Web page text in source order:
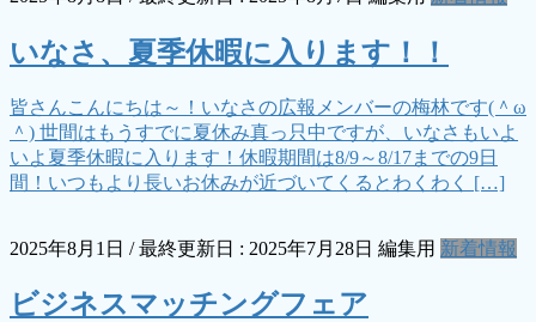
いなさ、夏季休暇に入ります！！
皆さんこんにちは～！いなさの広報メンバーの梅林です(＾ω
＾) 世間はもうすでに夏休み真っ只中ですが、いなさもいよ
いよ夏季休暇に入ります！休暇期間は8/9～8/17までの9日
間！いつもより長いお休みが近づいてくるとわくわく […]
2025年8月1日 / 最終更新日 : 2025年7月28日 編集用 新着情報
ビジネスマッチングフェア